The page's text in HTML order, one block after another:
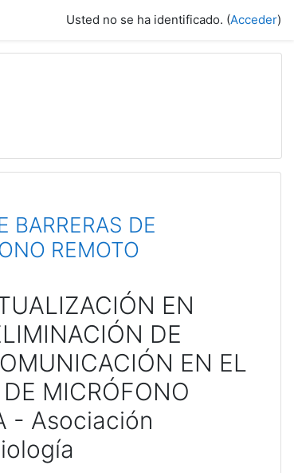
Usted no se ha identificado. (Acceder)
BARRERAS DE
REMOTO
EN
DE
EN EL
MICRÓFONO
- Asociación